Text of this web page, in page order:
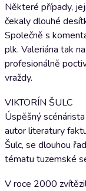
Některé případy,
čekaly dlouhé
Společně s
plk. Valeriána tak
profesionálně
vraždy.
VIKTORÍN ŠULC
Úspěšný
autor literatury
Šulc, se dlouhou
tématu tuzemské
V roce 2000